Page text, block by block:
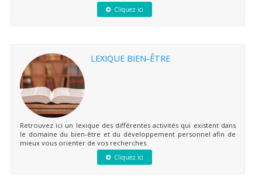
Cliquez ici
LEXIQUE BIEN-ÊTRE
Retrouvez ici un lexique des différentes activités qui existent dans
le domaine du bien-être et du développement personnel afin de
mieux vous orienter de vos recherches.
Cliquez ici